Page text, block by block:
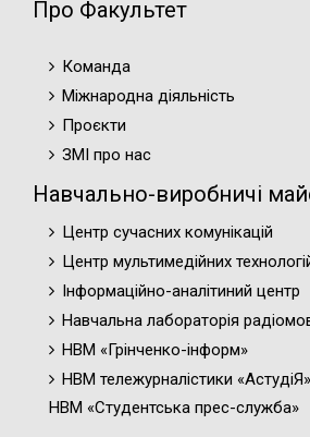
Про Факультет
Команда
Міжнародна діяльність
Проєкти
ЗМІ про нас
Навчально-виробничі
Центр сучасних комунікацій
Центр мультимедійних
Інформаційно-аналітиний центр
Навчальна лабораторія
НВМ «Грінченко-інформ»
НВМ тележурналістики «АстудіЯ»
НВМ «Студентська прес-служба»